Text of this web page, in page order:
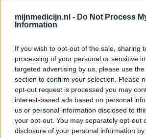
mijnmedicijn.nl - Do Not Process
Information
If you wish to opt-out of the sale, sharing
processing of your personal or sensitive
targeted advertising by us, please use
section to confirm your selection. Please
opt-out request is processed you may
interest-based ads based on personal
us or personal information disclosed to
your opt-out. You may separately opt-out
disclosure of your personal information
geef mening
Gabapentine
18-05-2025 | Vrouw | 56
gabapentine (300mg)
Niet in de lijst
Hoeveelheid bijwerkingen